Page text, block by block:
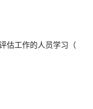
估工作的人员学习（